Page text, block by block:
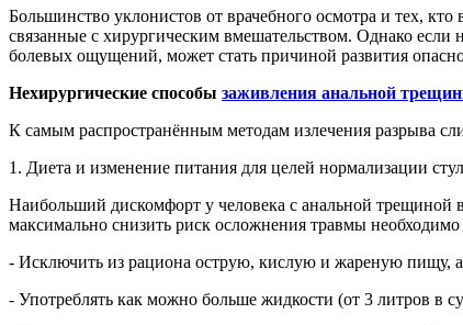
Большинство уклонистов от врачебного осмотра и тех,
связанные с хирургическим вмешательством. Однако если
болевых ощущений, может стать причиной развития
Нехирургические способы заживления анальной
К самым распространённым методам излечения разрыва
1. Диета и изменение питания для целей нормализации
Наибольший дискомфорт у человека с анальной трещиной
максимально снизить риск осложнения травмы
- Исключить из рациона острую, кислую и жареную пищу, а
- Употреблять как можно больше жидкости (от 3 литров в